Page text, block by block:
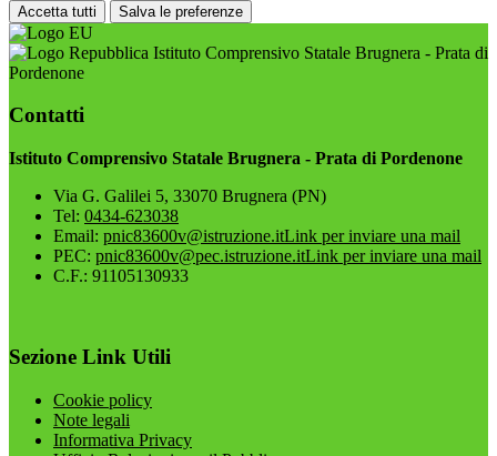
Accetta tutti Salva le preferenze
Istituto Comprensivo Statale Brugnera - Prata di
Pordenone
Contatti
Istituto Comprensivo Statale Brugnera - Prata di Pordenone
Via G. Galilei 5, 33070 Brugnera (PN)
Tel: 0434-623038
Email: pnic83600v@istruzione.itLink per inviare una mail
PEC: pnic83600v@pec.istruzione.itLink per inviare una mail
C.F.: 91105130933
Sezione Link Utili
Cookie policy
Note legali
Informativa Privacy